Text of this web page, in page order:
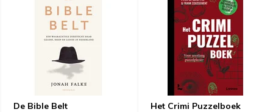
De Bible Belt
Het Crimi Puzzelboek